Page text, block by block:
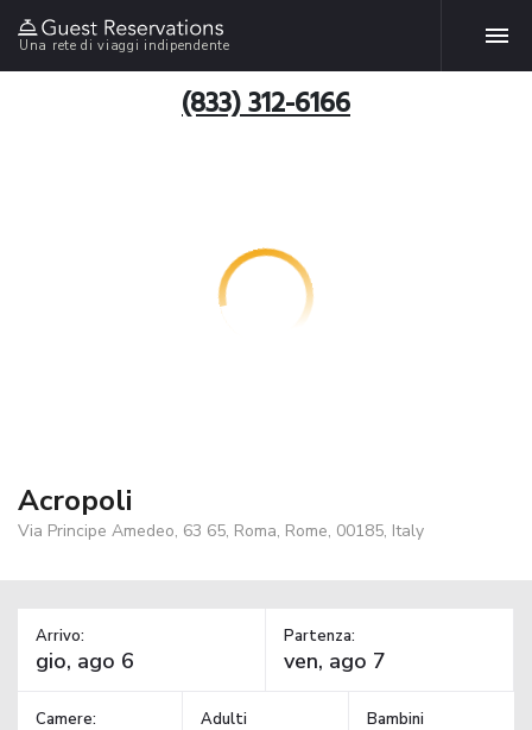
Una rete di viaggi indipendente
(833) 312-6166
Acropoli
Via Principe Amedeo, 63 65, Roma, Rome, 00185, Italy
Arrivo: Partenza:
Camere: Adulti Bambini